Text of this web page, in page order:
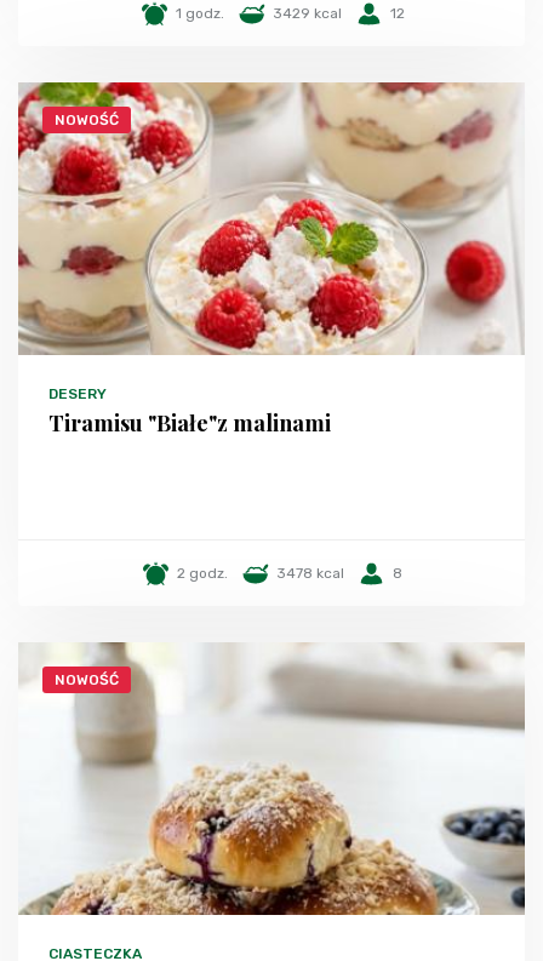
1 godz. 3429 kcal 12
NOWOŚĆ
DESERY
Tiramisu "Białe"z malinami
2 godz. 3478 kcal 8
NOWOŚĆ
CIASTECZKA